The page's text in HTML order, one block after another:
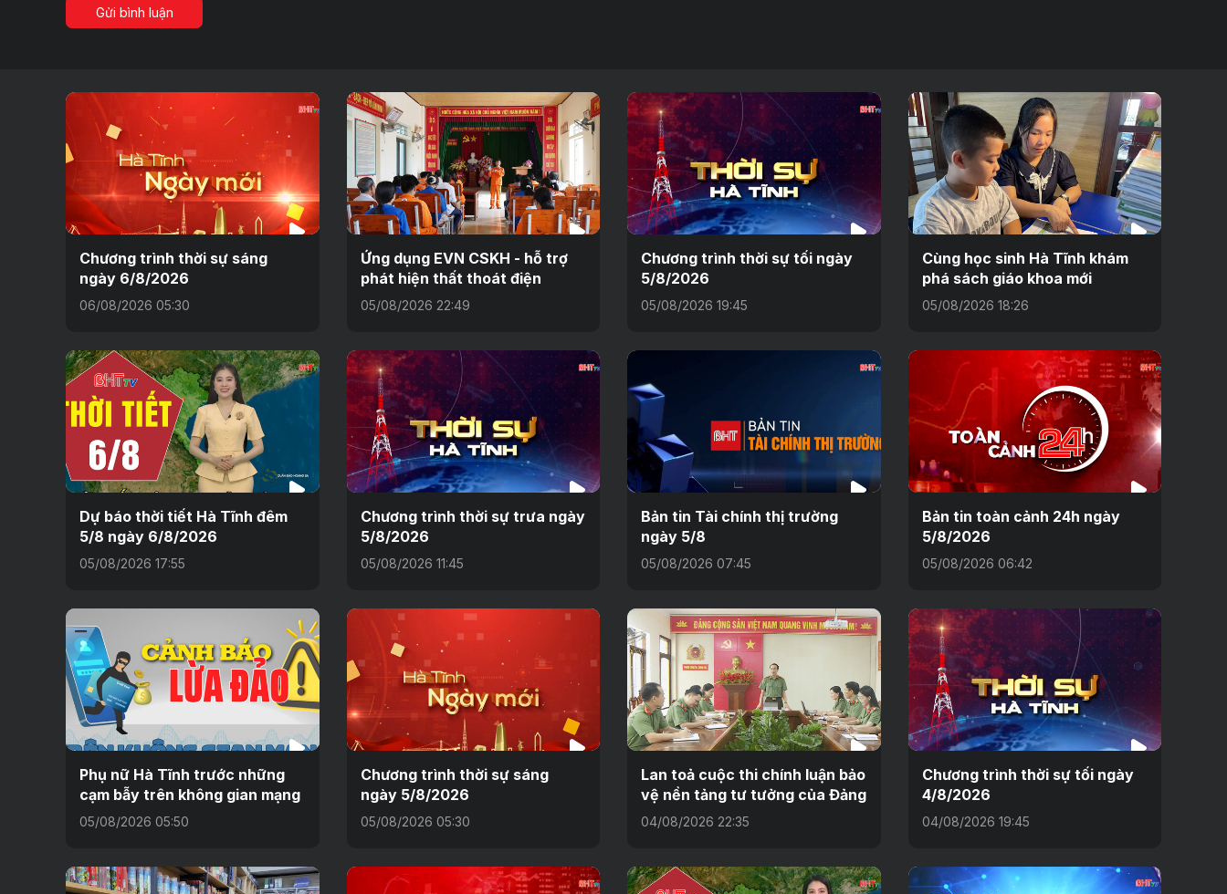
Gửi bình luận
Chương trình thời sự sáng
ngày 6/8/2026
06/08/2026 05:30
Ứng dụng EVN CSKH - hỗ trợ
phát hiện thất thoát điện
05/08/2026 22:49
Chương trình thời sự tối ngày
5/8/2026
05/08/2026 19:45
Cùng học sinh Hà Tĩnh khám
phá sách giáo khoa mới
05/08/2026 18:26
Dự báo thời tiết Hà Tĩnh đêm
5/8 ngày 6/8/2026
05/08/2026 17:55
Chương trình thời sự trưa ngày
5/8/2026
05/08/2026 11:45
Bản tin Tài chính thị trường
ngày 5/8
05/08/2026 07:45
Bản tin toàn cảnh 24h ngày
5/8/2026
05/08/2026 06:42
Phụ nữ Hà Tĩnh trước những
cạm bẫy trên không gian mạng
05/08/2026 05:50
Chương trình thời sự sáng
ngày 5/8/2026
05/08/2026 05:30
Lan toả cuộc thi chính luận bảo
vệ nền tảng tư tưởng của Đảng
04/08/2026 22:35
Chương trình thời sự tối ngày
4/8/2026
04/08/2026 19:45